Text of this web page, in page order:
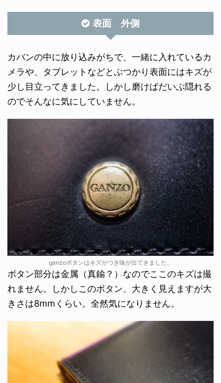
表面 外側
カバンの中に放り込みがちで、一緒に入れているカ
メラや、タブレットなどとぶつかり表面にはキズが
少し目立ってきました。しかし磨けばだいぶ隠れる
のでそんなに気にしていません。
ganzoボタンはキズがつき味が出てきました。
ボタン部分は金属（真鍮？）なのでここのキズは撮
れません。しかしこのボタン、大きく見えますが大
きさは8mmくらい。全然気になりません。